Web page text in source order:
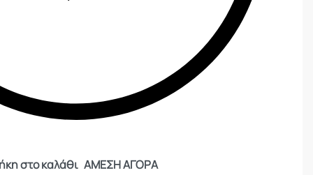
στο καλάθι ΑΜΕΣΗ ΑΓΟΡΑ